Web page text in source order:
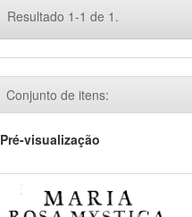
Resultado 1-1 de 1.
Conjunto de itens:
Pré-visualização